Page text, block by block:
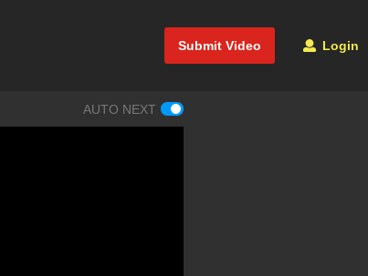
Submit Video Login
AUTO NEXT